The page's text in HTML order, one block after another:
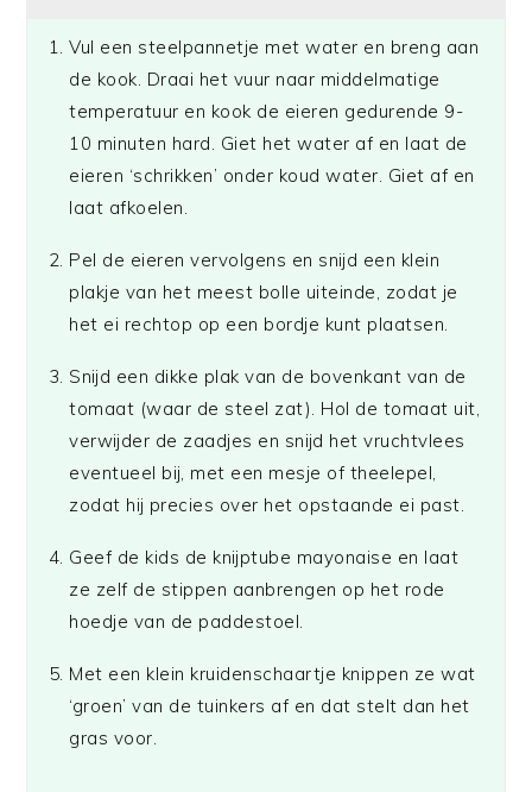
Vul een steelpannetje met water en breng aan
de kook. Draai het vuur naar middelmatige
temperatuur en kook de eieren gedurende 9-
10 minuten hard. Giet het water af en laat de
eieren ‘schrikken’ onder koud water. Giet af en
laat afkoelen.
Pel de eieren vervolgens en snijd een klein
plakje van het meest bolle uiteinde, zodat je
het ei rechtop op een bordje kunt plaatsen.
Snijd een dikke plak van de bovenkant van de
tomaat (waar de steel zat). Hol de tomaat uit,
verwijder de zaadjes en snijd het vruchtvlees
eventueel bij, met een mesje of theelepel,
zodat hij precies over het opstaande ei past.
Geef de kids de knijptube mayonaise en laat
ze zelf de stippen aanbrengen op het rode
hoedje van de paddestoel.
Met een klein kruidenschaartje knippen ze wat
‘groen’ van de tuinkers af en dat stelt dan het
gras voor.